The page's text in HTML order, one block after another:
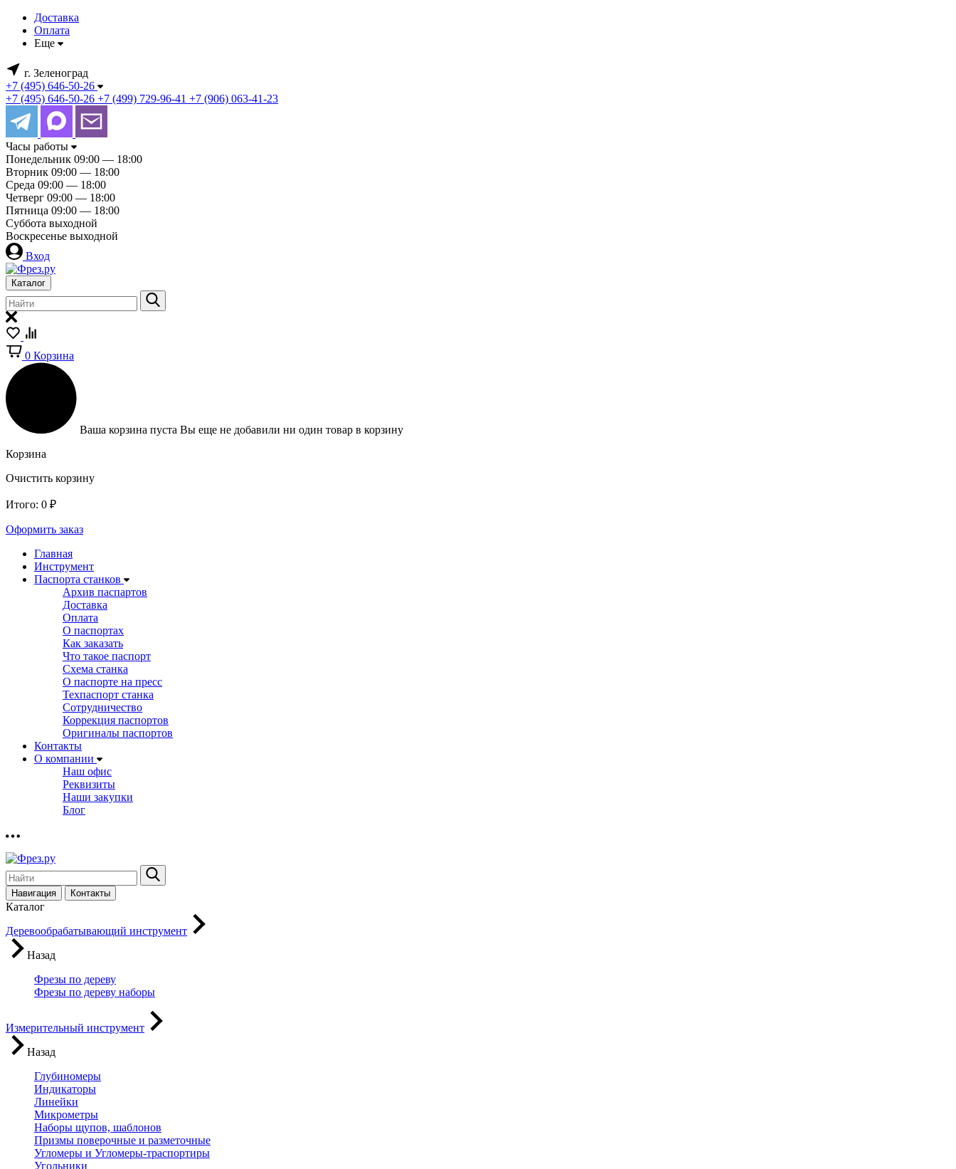
Доставка
Оплата
Еще
г. Зеленоград
+7 (495) 646-50-26
+7 (495) 646-50-26 +7 (499) 729-96-41 +7 (906) 063-41-23
Часы работы
Понедельник 09:00 — 18:00
Вторник 09:00 — 18:00
Среда 09:00 — 18:00
Четверг 09:00 — 18:00
Пятница 09:00 — 18:00
Суббота выходной
Воскресенье выходной
Вход
Каталог
0 Корзина
Ваша корзина пуста Вы еще не добавили ни один товар в корзину
Корзина
Очистить корзину
Итого: 0 ₽
Оформить заказ
Главная
Инструмент
Паспорта станков
Архив паспартов
Доставка
Оплата
О паспортах
Как заказать
Что такое паспорт
Схема станка
О паспорте на пресс
Техпаспорт станка
Сотрудничество
Коррекция паспортов
Оригиналы паспортов
Контакты
О компании
Наш офис
Реквизиты
Наши закупки
Блог
Навигация Контакты
Каталог
Деревообрабатывающий инструмент
Назад
Фрезы по дереву
Фрезы по дереву наборы
Измерительный инструмент
Назад
Глубиномеры
Индикаторы
Линейки
Микрометры
Наборы щупов, шаблонов
Призмы поверочные и разметочные
Угломеры и Угломеры-траспортиры
Угольники